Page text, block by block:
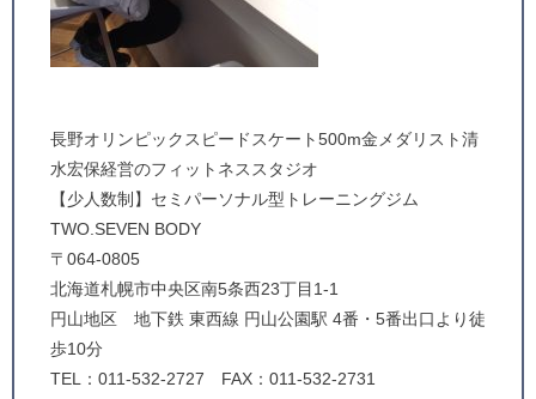
長野オリンピックスピードスケート500m金メダリスト清
水宏保経営のフィットネススタジオ
【少人数制】セミパーソナル型トレーニングジム
TWO.SEVEN BODY
〒064-0805
北海道札幌市中央区南5条西23丁目1-1
円山地区 地下鉄 東西線 円山公園駅 4番・5番出口より徒
歩10分
TEL：011-532-2727 FAX：011-532-2731